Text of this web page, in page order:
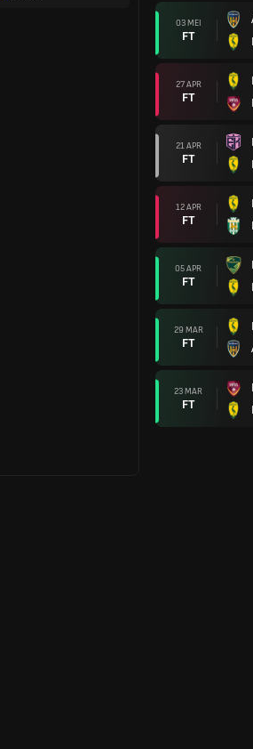
03 MEI
FT
27 APR
FT
21 APR
FT
12 APR
FT
05 APR
FT
29 MAR
FT
23 MAR
FT